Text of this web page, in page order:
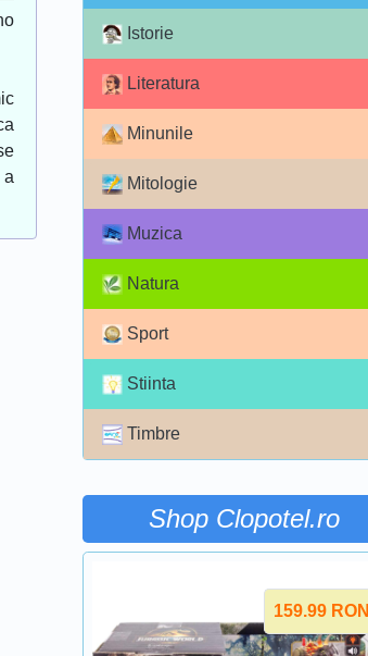
a
Istorie
Literatura
Minunile
Mitologie
Muzica
Natura
Sport
Stiinta
Timbre
Shop Clopotel.ro
159.99 RON